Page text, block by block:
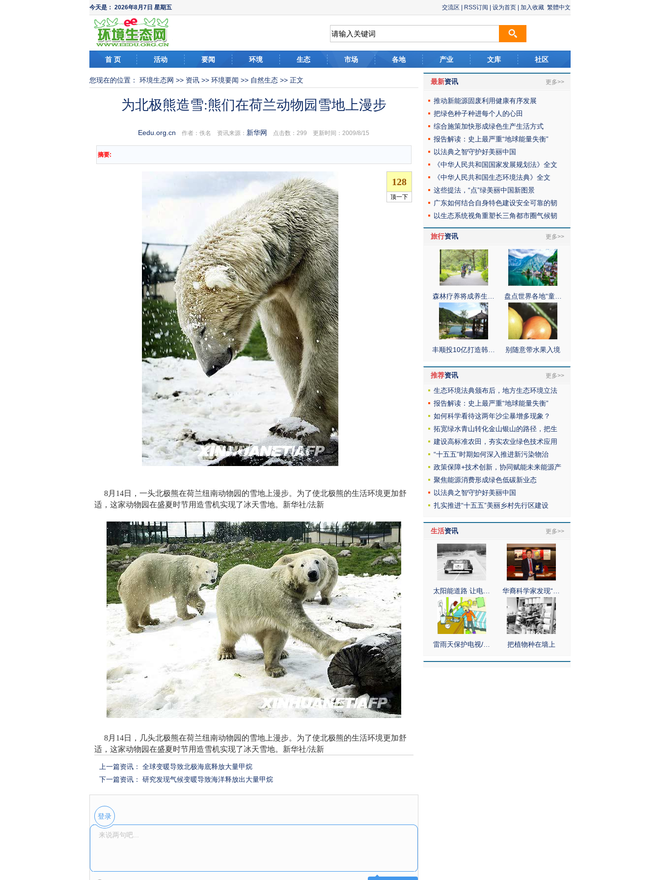
今天是： 2026年8月7日 星期五 交流区 RSS订阅 设为首页 加入收藏 繁體中文
首 页 活动 要闻 环境 生态 市场 各地 产业 文库 社区
您现在的位置： 环境生态网 >> 资讯 >> 环境要闻 >> 自然生态 >> 正文
为北极熊造雪:熊们在荷兰动物园雪地上漫步
Eedu.org.cn 作者：佚名 资讯来源： 新华网 点击数：299 更新时间：2009/8/15
摘要:
8月14日，一头北极熊在荷兰纽南动物园的雪地上漫步。为了使北极熊的生活环境更加舒
适，这家动物园在盛夏时节用造雪机实现了冰天雪地。新华社/法新
8月14日，几头北极熊在荷兰纽南动物园的雪地上漫步。为了使北极熊的生活环境更加舒
适，这家动物园在盛夏时节用造雪机实现了冰天雪地。新华社/法新
上一篇资讯：全球变暖导致北极海底释放大量甲烷
下一篇资讯：研究发现气候变暖导致海洋释放出大量甲烷
登录
最新资讯 更多>>
推动新能源固废利用健康有序发展
把绿色种子种进每个人的心田
综合施策加快形成绿色生产生活方式
报告解读：史上最严重“地球能量失衡”
以法典之智守护好美丽中国
《中华人民共和国国家发展规划法》全文
《中华人民共和国生态环境法典》全文
这些提法，“点”绿美丽中国新图景
广东如何结合自身特色建设安全可靠的韧
以生态系统视角重塑长三角都市圈气候韧
旅行资讯 更多>>
森林疗养将成养生… 盘点世界各地“童…
丰顺投10亿打造韩… 别随意带水果入境
推荐资讯 更多>>
生态环境法典颁布后，地方生态环境立法
报告解读：史上最严重“地球能量失衡”
如何科学看待这两年沙尘暴增多现象？
拓宽绿水青山转化金山银山的路径，把生
建设高标准农田，夯实农业绿色技术应用
“十五五”时期如何深入推进新污染物治
政策保障+技术创新，协同赋能未来能源产
聚焦能源消费形成绿色低碳新业态
以法典之智守护好美丽中国
扎实推进“十五五”美丽乡村先行区建设
生活资讯 更多>>
太阳能道路 让电… 华裔科学家发现“…
雷雨天保护电视/… 把植物种在墙上